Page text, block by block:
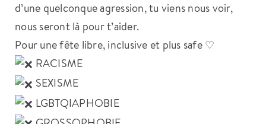
d’une quelconque agression, tu viens nous voir,
nous seront là pour t’aider.
Pour une fête libre, inclusive et plus safe ♡
RACISME
SEXISME
LGBTQIAPHOBIE